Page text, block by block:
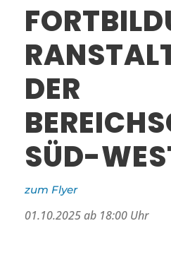
DER
SÜD-
zum Flyer
01.10.2025 ab 18:00 Uhr